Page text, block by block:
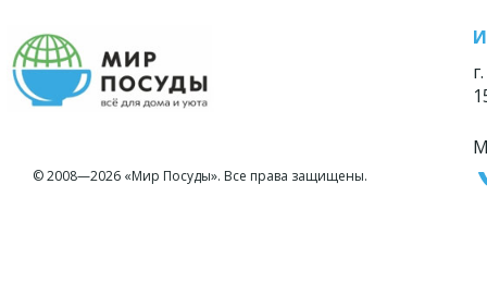
© 2008—2026 «Мир Посуды». Все права защищены.